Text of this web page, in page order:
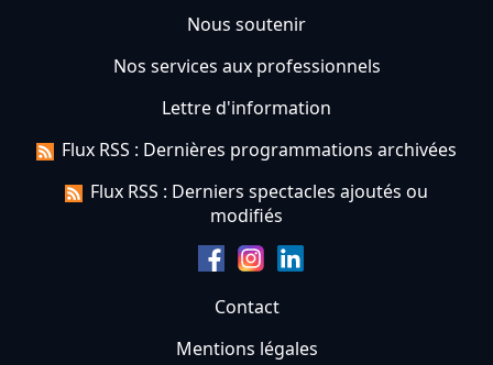
Nous soutenir
Nos services aux professionnels
Lettre d'information
Flux RSS : Dernières programmations archivées
Flux RSS : Derniers spectacles ajoutés ou
modifiés
Contact
Mentions légales